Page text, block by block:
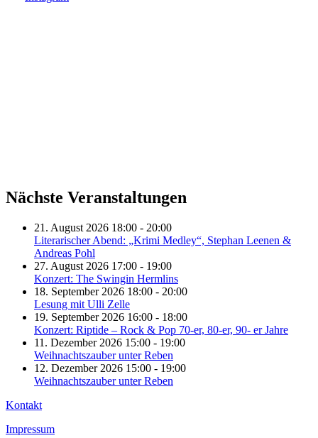
Nächste Veranstaltungen
21. August 2026 18:00 - 20:00
Literarischer Abend: „Krimi Medley“, Stephan Leenen &
Andreas Pohl
27. August 2026 17:00 - 19:00
Konzert: The Swingin Hermlins
18. September 2026 18:00 - 20:00
Lesung mit Ulli Zelle
19. September 2026 16:00 - 18:00
Konzert: Riptide – Rock & Pop 70-er, 80-er, 90- er Jahre
11. Dezember 2026 15:00 - 19:00
Weihnachtszauber unter Reben
12. Dezember 2026 15:00 - 19:00
Weihnachtszauber unter Reben
Kontakt
Impressum